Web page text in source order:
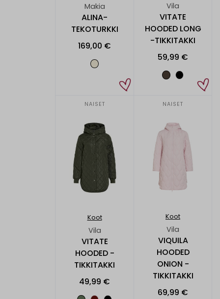
Makia
ALINA-
TEKOTURKKI
169,00 €
Vila
VITATE
HOODED LONG
-TIKKITAKKI
59,99 €
NAISET
Koot
Vila
VITATE
HOODED -
TIKKITAKKI
49,99 €
NAISET
Koot
Vila
VIQUILA
HOODED
ONION -
TIKKITAKKI
69,99 €